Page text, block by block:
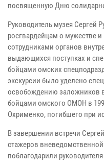
посвященную Дню
Руководитель музея Сергей
росгвардейцам о мужестве
сотрудниками органов
выдающихся поступках и
бойцами омских
экскурсии было уделено
освобождению заложников
бойцами омского ОМОН в
Охрименко, погибшего при
В завершении встречи
стажеров
поблагодарили